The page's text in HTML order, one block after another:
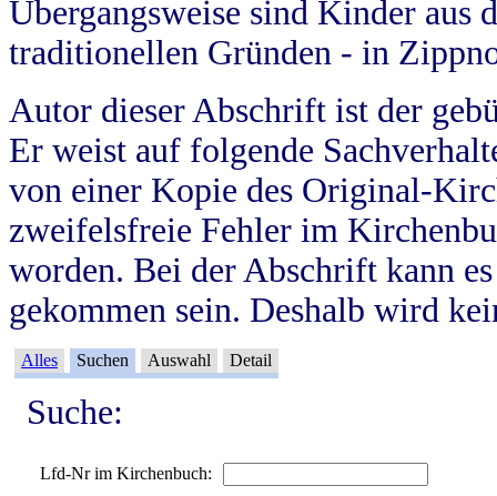
Übergangsweise sind Kinder aus
traditionellen Gründen - in
Autor dieser Abschrift ist der
Er weist auf folgende
von einer Kopie des Original-
zweifelsfreie Fehler im
worden. Bei der Abschrift kann
gekommen sein. Deshalb wird
Alles Suchen Auswahl Detail
Suche:
Lfd-Nr im Kirchenbuch: